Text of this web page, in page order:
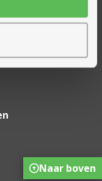
Naar boven